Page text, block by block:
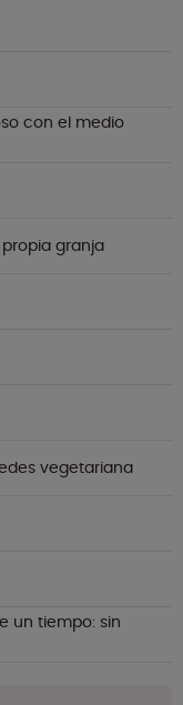
con el medio
granja
vegetariana
un tiempo: sin